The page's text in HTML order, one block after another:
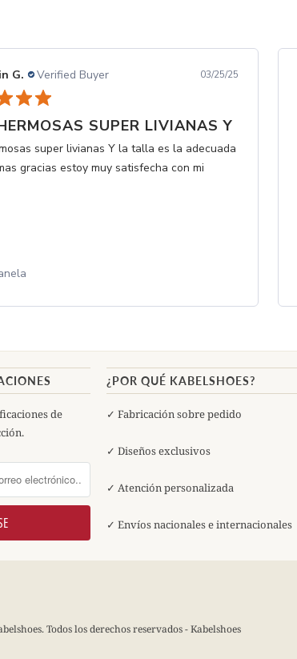
G. Verified Buyer 03/25/25
SUPER LIVIANAS Y
super livianas Y la talla es la adecuada
gracias estoy muy satisfecha con mi
de
¿POR QUÉ KABELSHOES?
✓ Fabricación sobre pedido
✓ Diseños exclusivos
✓ Atención personalizada
✓ Envíos nacionales e internacionales
Todos los derechos reservados - Kabelshoes